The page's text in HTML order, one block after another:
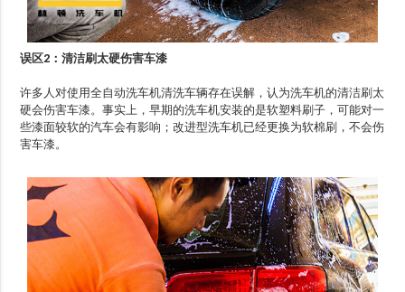
误区2：清洁刷太硬伤害车漆
许多人对使用全自动洗车机清洗车辆存在误解，认为洗车机的清洁刷太
硬会伤害车漆。事实上，早期的洗车机安装的是软塑料刷子，可能对一
些漆面较软的汽车会有影响；改进型洗车机已经更换为软棉刷，不会伤
害车漆。